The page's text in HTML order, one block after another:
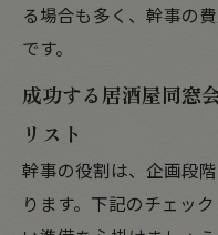
る場合も多く、幹事の
です。
成功する居酒屋同窓
リスト
幹事の役割は、企画段
ります。下記のチェッ